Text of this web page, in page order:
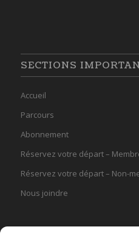
SECTIONS
Accueil
Parcours
Abonnement
Réservez votre départ –
Réservez votre départ – Non-
Nous joindre